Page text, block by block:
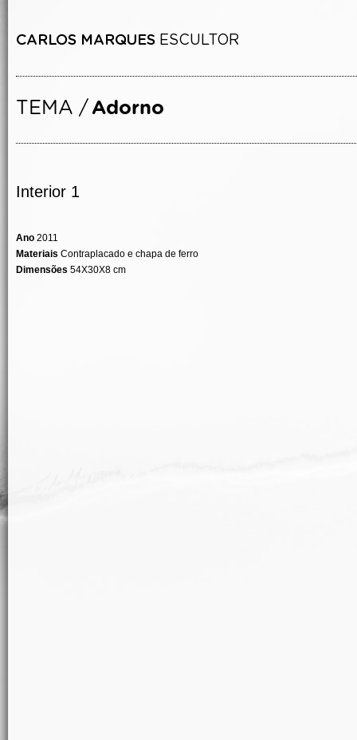
Interior 1
Ano 2011
Materiais Contraplacado e chapa de ferro
Dimensões 54X30X8 cm